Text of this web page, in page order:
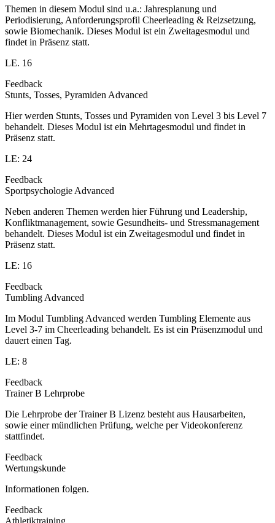
Themen in diesem Modul sind u.a.: Jahresplanung und
Periodisierung, Anforderungsprofil Cheerleading & Reizsetzung,
sowie Biomechanik. Dieses Modul ist ein Zweitagesmodul und
findet in Präsenz statt.
LE. 16
Feedback
Stunts, Tosses, Pyramiden Advanced
Hier werden Stunts, Tosses und Pyramiden von Level 3 bis Level 7
behandelt. Dieses Modul ist ein Mehrtagesmodul und findet in
Präsenz statt.
LE: 24
Feedback
Sportpsychologie Advanced
Neben anderen Themen werden hier Führung und Leadership,
Konfliktmanagement, sowie Gesundheits- und Stressmanagement
behandelt. Dieses Modul ist ein Zweitagesmodul und findet in
Präsenz statt.
LE: 16
Feedback
Tumbling Advanced
Im Modul Tumbling Advanced werden Tumbling Elemente aus
Level 3-7 im Cheerleading behandelt. Es ist ein Präsenzmodul und
dauert einen Tag.
LE: 8
Feedback
Trainer B Lehrprobe
Die Lehrprobe der Trainer B Lizenz besteht aus Hausarbeiten,
sowie einer mündlichen Prüfung, welche per Videokonferenz
stattfindet.
Feedback
Wertungskunde
Informationen folgen.
Feedback
Athletiktraining